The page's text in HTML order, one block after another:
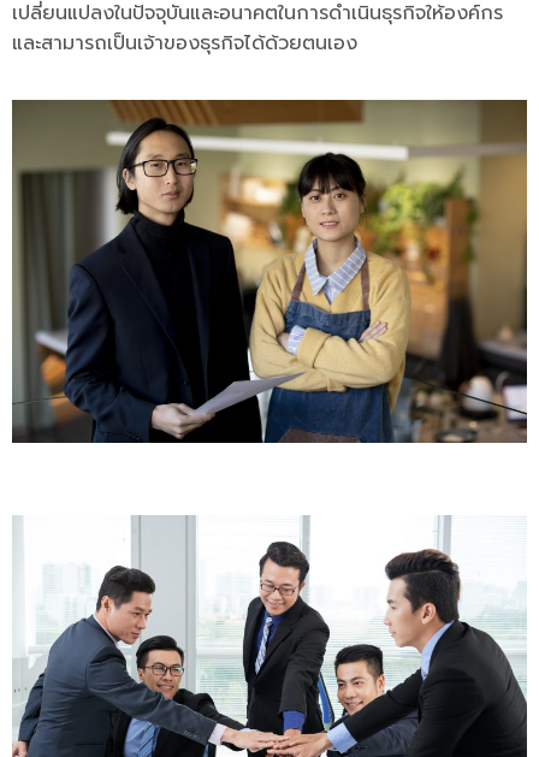
เปลี่ยนแปลงในปัจจุบันและอนาคตในการดำเนินธุรกิจให้องค์กร
และสามารถเป็นเจ้าของธุรกิจได้ด้วยตนเอง